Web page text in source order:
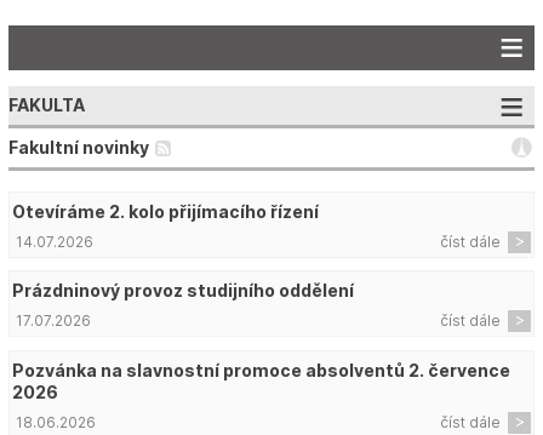
FAKULTA
Fakultní novinky
Otevíráme 2. kolo přijímacího řízení
číst dále
14.07.2026
Prázdninový provoz studijního oddělení
číst dále
17.07.2026
Pozvánka na slavnostní promoce absolventů 2. července
2026
číst dále
18.06.2026